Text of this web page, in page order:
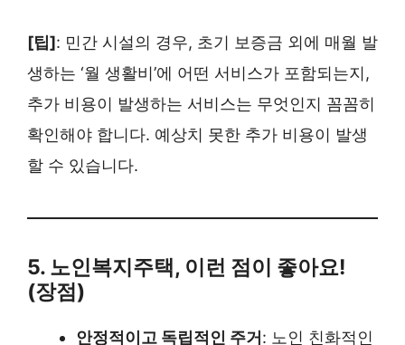
[팁]: 민간 시설의 경우, 초기 보증금 외에 매월 발
생하는 ‘월 생활비’에 어떤 서비스가 포함되는지,
추가 비용이 발생하는 서비스는 무엇인지 꼼꼼히
확인해야 합니다. 예상치 못한 추가 비용이 발생
할 수 있습니다.
5. 노인복지주택, 이런 점이 좋아요!
(장점)
안정적이고 독립적인 주거 : 노인 친화적인